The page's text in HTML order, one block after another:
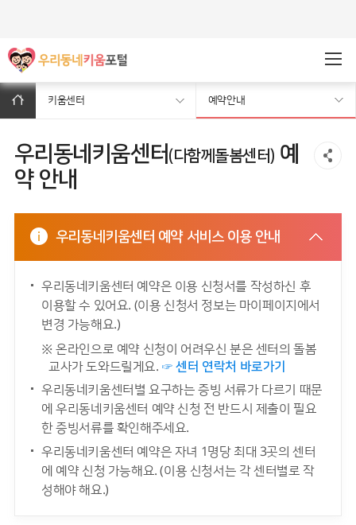
키움센터 예약안내
우리동네키움센터 (다함께돌봄센터) 예
약 안내
우리동네키움센터 예약 서비스 이용 안내
우리동네키움센터 예약은 이용 신청서를 작성하신 후
이용할 수 있어요. (이용 신청서 정보는 마이페이지에서
변경 가능해요.)
※ 온라인으로 예약 신청이 어려우신 분은 센터의 돌봄
교사가 도와드릴게요. ☞ 센터 연락처 바로가기
우리동네키움센터별 요구하는 증빙 서류가 다르기 때문
에 우리동네키움센터 예약 신청 전 반드시 제출이 필요
한 증빙서류를 확인해주세요.
우리동네키움센터 예약은 자녀 1명당 최대 3곳의 센터
에 예약 신청 가능해요. (이용 신청서는 각 센터별로 작
성해야 해요.)